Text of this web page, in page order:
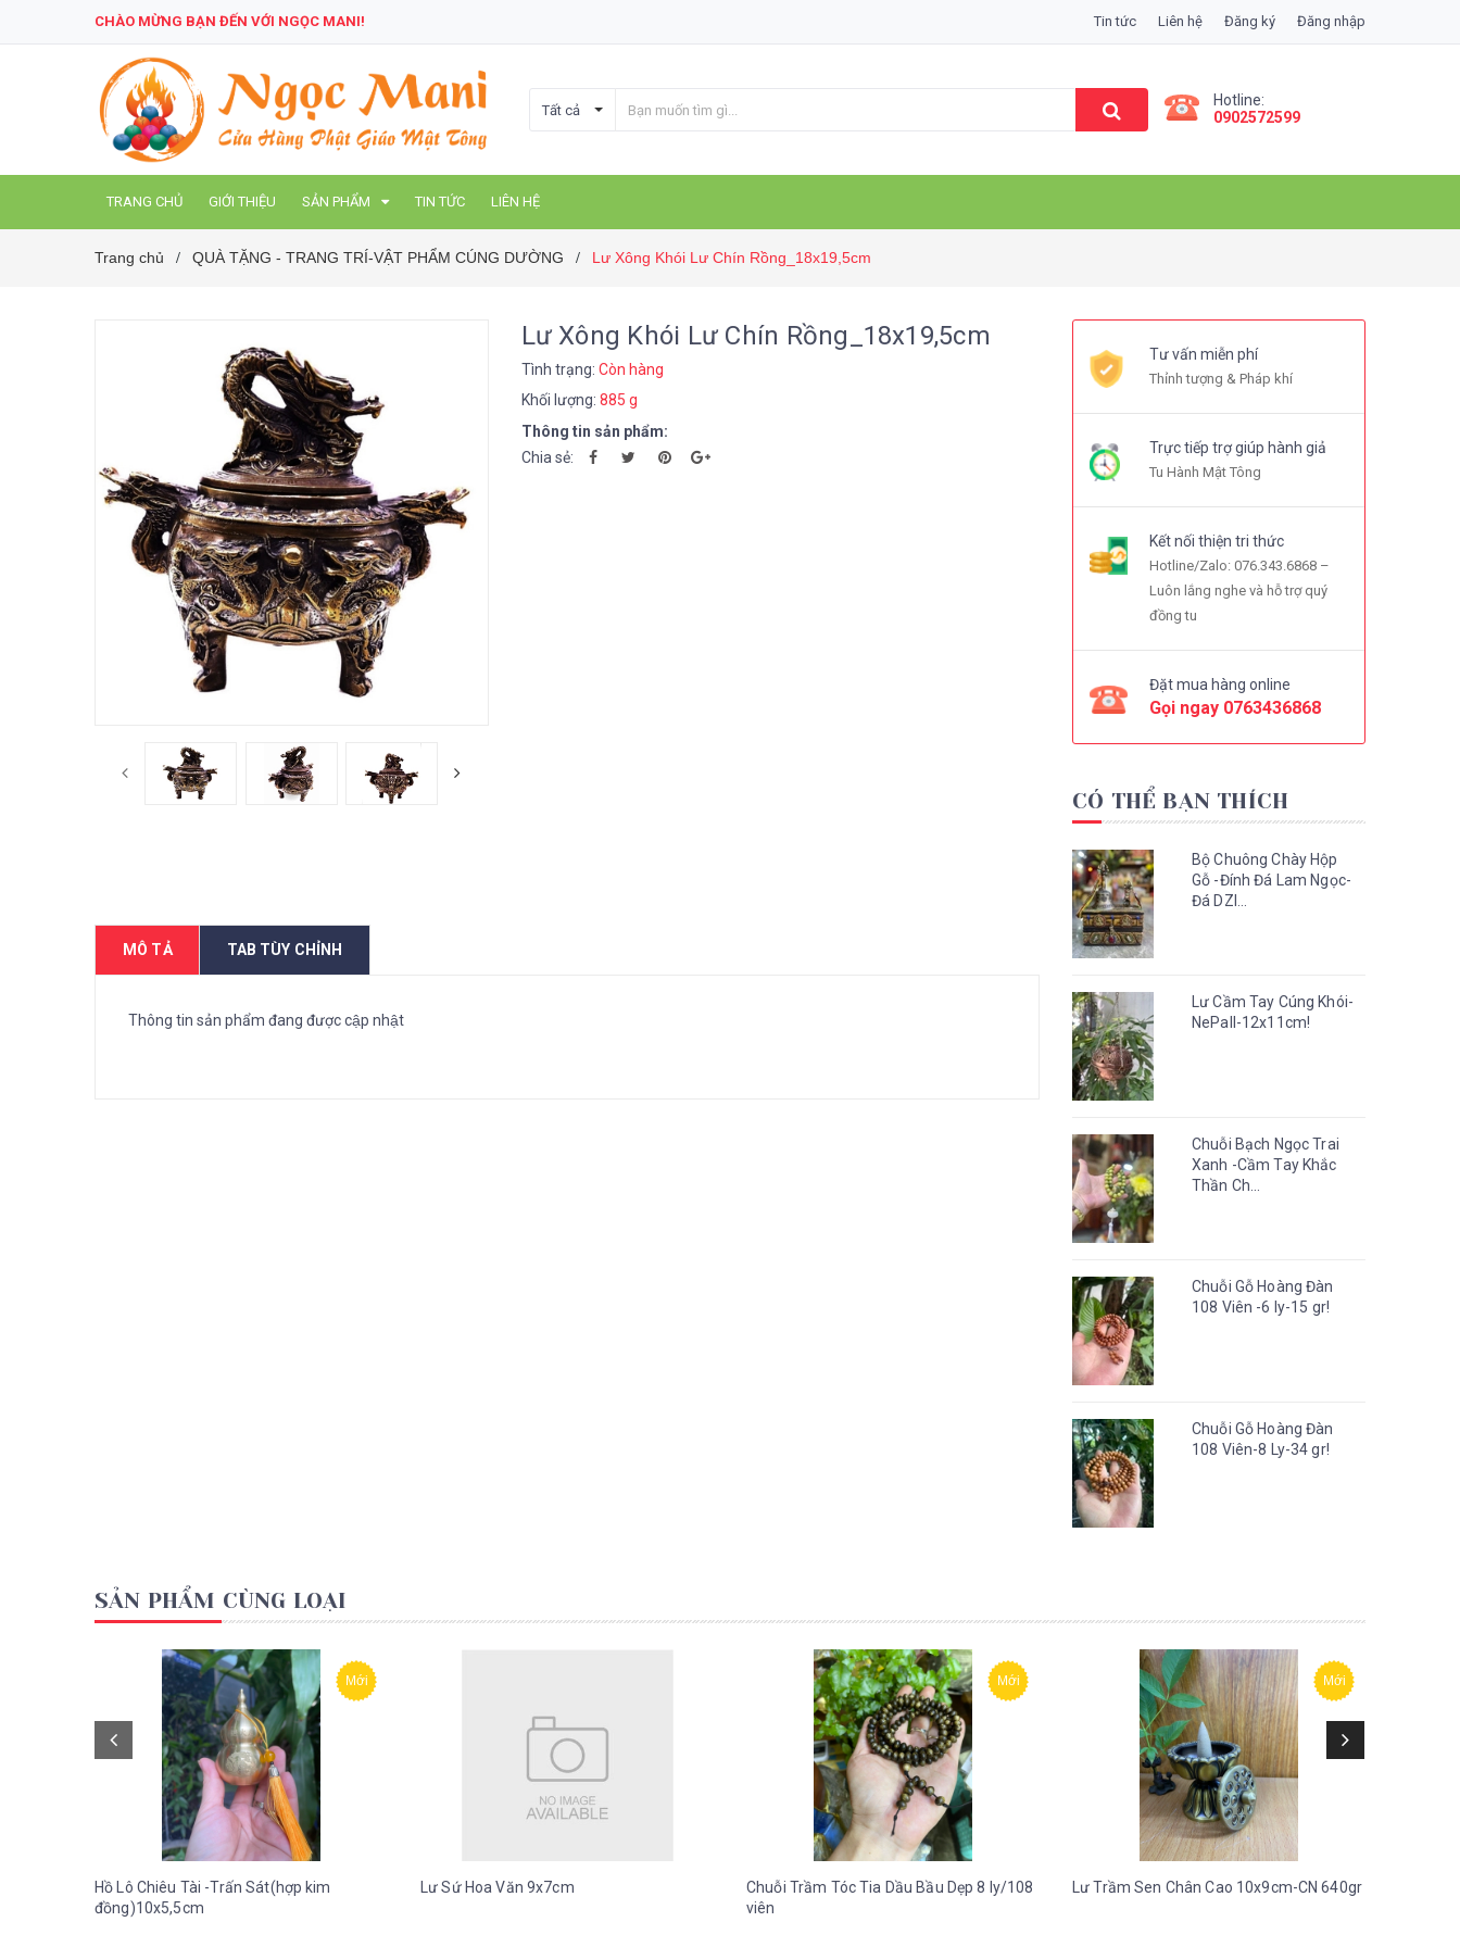
CHÀO MỪNG BẠN ĐẾN VỚI NGỌC MANI! Tin tức Liên hệ Đăng ký Đăng nhập
Tất cả
Hotline:
0902572599
TRANG CHỦ GIỚI THIỆU SẢN PHẨM TIN TỨC LIÊN HỆ
Trang chủ / QUÀ TẶNG - TRANG TRÍ-VẬT PHẨM CÚNG DƯỜNG / Lư Xông Khói Lư Chín Rồng_18x19,5cm
Lư Xông Khói Lư Chín Rồng_18x19,5cm
Tình trạng: Còn hàng
Khối lượng: 885 g
Thông tin sản phẩm:
Chia sẻ:
MÔ TẢ TAB TÙY CHỈNH
Thông tin sản phẩm đang được cập nhật
Tư vấn miễn phí
Thỉnh tượng & Pháp khí
Trực tiếp trợ giúp hành giả
Tu Hành Mật Tông
Kết nối thiện tri thức
Hotline/Zalo: 076.343.6868 –
Luôn lắng nghe và hỗ trợ quý
đồng tu
Đặt mua hàng online
Gọi ngay 0763436868
CÓ THỂ BẠN THÍCH
Bộ Chuông Chày Hộp
Gỗ -Đính Đá Lam Ngọc-
Đá DZI...
Lư Cầm Tay Cúng Khói-
NePall-12x11cm!
Chuỗi Bạch Ngọc Trai
Xanh -Cầm Tay Khắc
Thần Ch...
Chuỗi Gỗ Hoàng Đàn
108 Viên -6 ly-15 gr!
Chuỗi Gỗ Hoàng Đàn
108 Viên-8 Ly-34 gr!
SẢN PHẨM CÙNG LOẠI
Mới
Hồ Lô Chiêu Tài -Trấn Sát(hợp kim
đồng)10x5,5cm
Lư Sứ Hoa Văn 9x7cm
Mới
Chuỗi Trầm Tóc Tia Dầu Bầu Dẹp 8 ly/108
viên
Mới
Lư Trầm Sen Chân Cao 10x9cm-CN 640gr